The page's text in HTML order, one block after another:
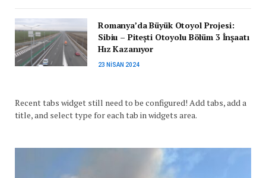
Romanya’da Büyük Otoyol Projesi:
Sibiu – Pitești Otoyolu Bölüm 3 İnşaatı
Hız Kazanıyor
23 NISAN 2024
Recent tabs widget still need to be configured! Add tabs, add a
title, and select type for each tab in widgets area.